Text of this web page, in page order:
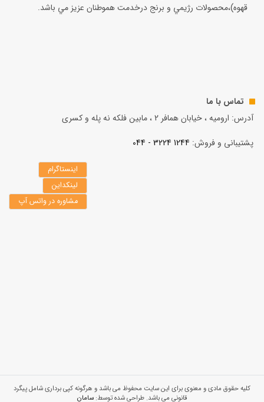
قهوه)،محصولات رژيمي و برنج درخدمت هموطنان عزيز مي باشد.
تماس با ما
آدرس: ارومیه ، خیابان همافر 2 ، مابين فلكه نه پله و کسری
پشتیبانی و فروش: 1244 3224 - 044
اینستاگرام
لینکداین
مشاوره در واتس آپ
کلیه حقوق مادی و معنوی برای این سایت محفوظ می باشد و هرگونه کپی برداری شامل پیگرد
قانونی می باشد. طراحی شده توسط:سامان